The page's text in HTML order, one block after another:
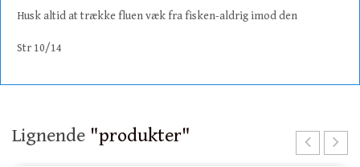
Husk altid at trække fluen væk fra fisken-aldrig imod den
Str 10/14
Lignende "produkter"